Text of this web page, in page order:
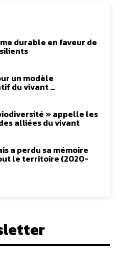
durable en faveur de
un modèle
du vivant …
biodiversité » appelle les
alliées du vivant
a perdu sa mémoire
le territoire (2020-